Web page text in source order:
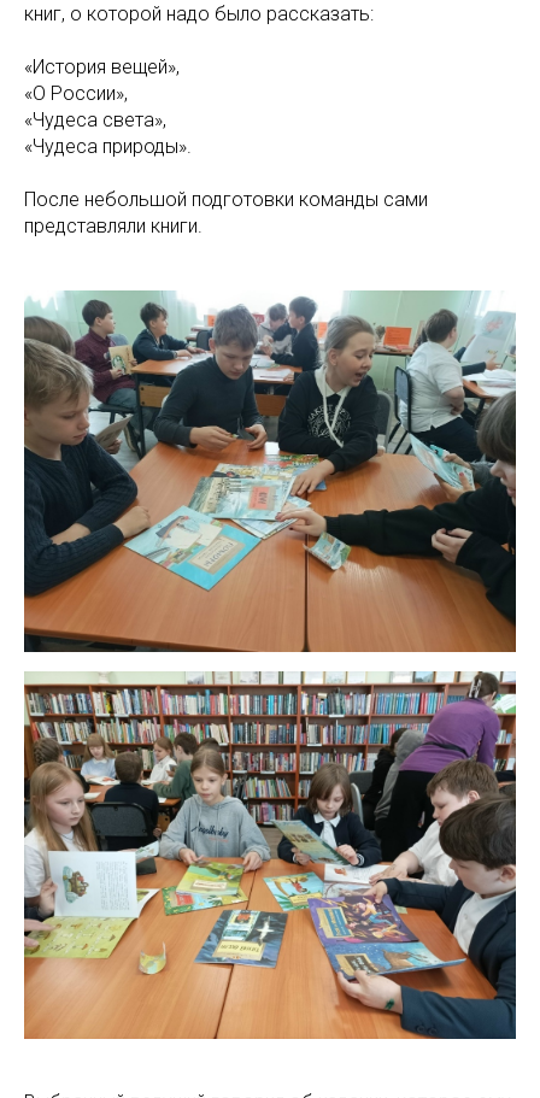
книг, о которой надо было рассказать:
«История вещей»,
«О России»,
«Чудеса света»,
«Чудеса природы».
После небольшой подготовки команды сами
представляли книги.